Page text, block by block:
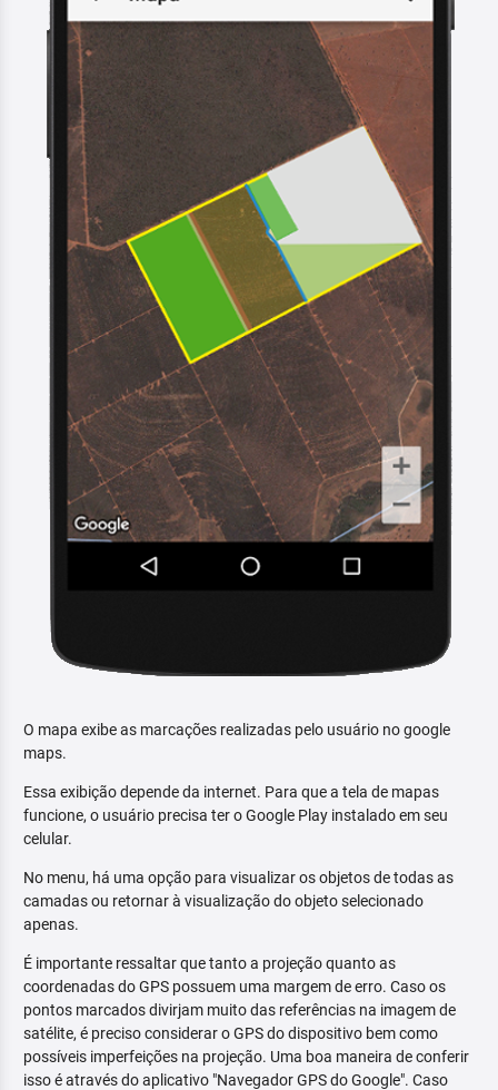
O mapa exibe as marcações realizadas pelo usuário no google
maps.
Essa exibição depende da internet. Para que a tela de mapas
funcione, o usuário precisa ter o Google Play instalado em seu
celular.
No menu, há uma opção para visualizar os objetos de todas as
camadas ou retornar à visualização do objeto selecionado
apenas.
É importante ressaltar que tanto a projeção quanto as
coordenadas do GPS possuem uma margem de erro. Caso os
pontos marcados divirjam muito das referências na imagem de
satélite, é preciso considerar o GPS do dispositivo bem como
possíveis imperfeições na projeção. Uma boa maneira de conferir
isso é através do aplicativo "Navegador GPS do Google". Caso